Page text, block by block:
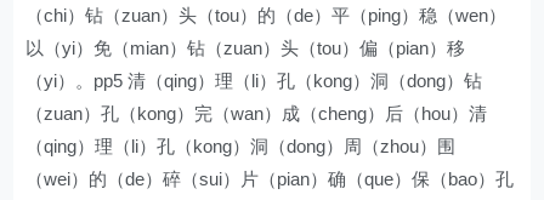
（chi）钻（zuan）头（tou）的（de）平（ping）稳（wen）
以（yi）免（mian）钻（zuan）头（tou）偏（pian）移
（yi）。pp5 清（qing）理（li）孔（kong）洞（dong）钻
（zuan）孔（kong）完（wan）成（cheng）后（hou）清
（qing）理（li）孔（kong）洞（dong）周（zhou）围
（wei）的（de）碎（sui）片（pian）确（que）保（bao）孔